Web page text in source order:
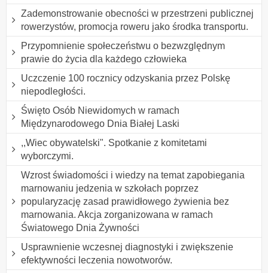
Zademonstrowanie obecności w przestrzeni publicznej
rowerzystów, promocja roweru jako środka transportu.
Przypomnienie społeczeństwu o bezwzględnym
prawie do życia dla każdego człowieka
Uczczenie 100 rocznicy odzyskania przez Polskę
niepodległości.
Święto Osób Niewidomych w ramach
Międzynarodowego Dnia Białej Laski
,,Wiec obywatelski". Spotkanie z komitetami
wyborczymi.
Wzrost świadomości i wiedzy na temat zapobiegania
marnowaniu jedzenia w szkołach poprzez
popularyzację zasad prawidłowego żywienia bez
marnowania. Akcja zorganizowana w ramach
Światowego Dnia Żywności
Usprawnienie wczesnej diagnostyki i zwiększenie
efektywności leczenia nowotworów.